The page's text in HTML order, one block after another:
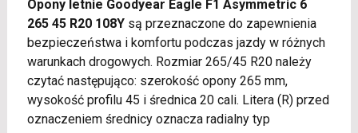
Opony letnie Goodyear Eagle F1 Asymmetric 6
265 45 R20 108Ysą przeznaczone do zapewnienia
bezpieczeństwa i komfortu podczas jazdy w różnych
warunkach drogowych. Rozmiar 265/45 R20 należy
czytać następująco: szerokość opony 265 mm,
wysokość profilu 45 i średnica 20 cali. Litera (R) przed
oznaczeniem średnicy oznacza radialny typ